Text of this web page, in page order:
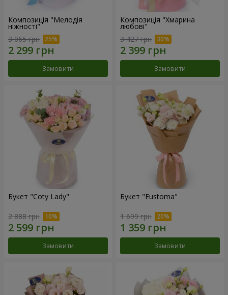
Композиція "Мелодія
ніжності"
3 065 грн
Замовити
Композиція "Хмарина
любові"
3 427 грн
Замовити
Букет "Coty Lady"
2 888 грн
Замовити
Букет "Eustoma"
1 699 грн
Замовити